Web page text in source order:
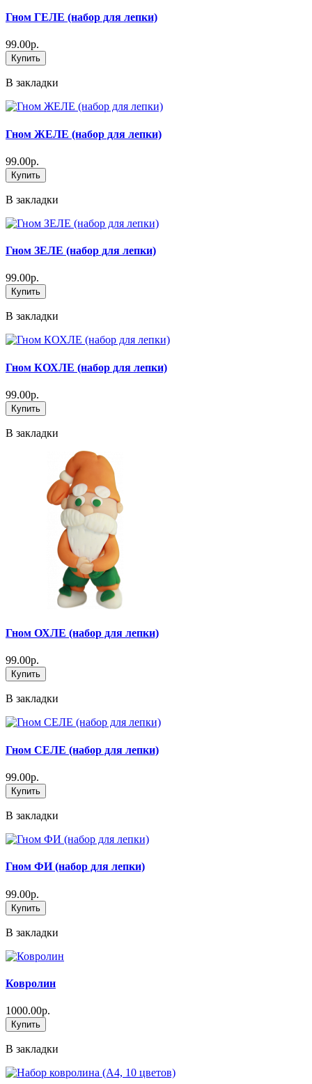
Гном ГЕЛЕ (набор для лепки)
99.00р.
Купить
В закладки
Гном ЖЕЛЕ (набор для лепки)
99.00р.
Купить
В закладки
Гном ЗЕЛЕ (набор для лепки)
99.00р.
Купить
В закладки
Гном КОХЛЕ (набор для лепки)
99.00р.
Купить
В закладки
Гном ОХЛЕ (набор для лепки)
99.00р.
Купить
В закладки
Гном СЕЛЕ (набор для лепки)
99.00р.
Купить
В закладки
Гном ФИ (набор для лепки)
99.00р.
Купить
В закладки
Ковролин
1000.00р.
Купить
В закладки